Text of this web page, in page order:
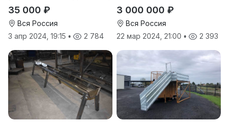
35 000 ₽
Вся Россия
3 апр 2024, 19:15 • 2 784
3 000 000 ₽
Вся Россия
22 мар 2024, 21:00 • 2 393